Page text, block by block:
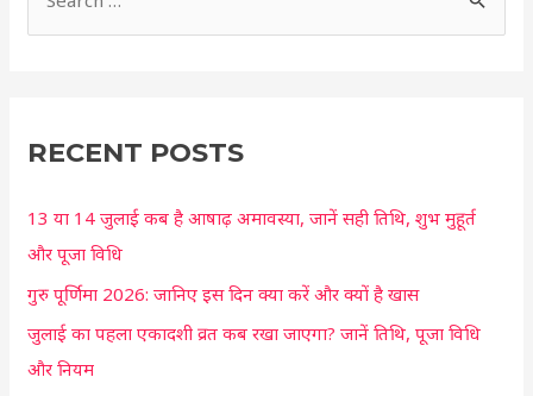
e
c
f
o
r
:
RECENT POSTS
13 या 14 जुलाई कब है आषाढ़ अमावस्या, जानें सही तिथि, शुभ मुहूर्त
और पूजा विधि
गुरु पूर्णिमा 2026: जानिए इस दिन क्या करें और क्यों है खास
जुलाई का पहला एकादशी व्रत कब रखा जाएगा? जानें तिथि, पूजा विधि
और नियम